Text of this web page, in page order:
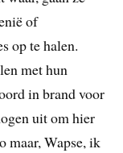
of
op te halen.
met hun
in brand voor
uit om hier
maar, Wapse, ik